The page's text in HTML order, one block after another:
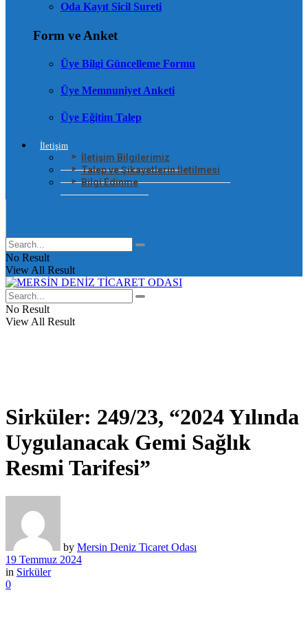
Oda Kayıt Sicil Sureti
Form ve Anket
Üye Bilgi Güncelleme Formu
Üye Memnuniyet Anketi
Üye Eğitim Talep
İletişim
İletişim Bilgilerimiz
Talep ve Şikayetlerin İletilmesi
Bilgi Edinme
No Result
View All Result
No Result
View All Result
Sirküler: 249/23, “2024 Yılında
Uygulanacak Gemi Sağlık
Resmi Tarifesi”
by Mersin Deniz Ticaret Odası
19 Temmuz 2024
in Sirküler
0